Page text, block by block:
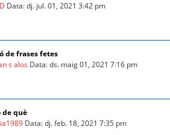
Data: dj. jul. 01, 2021 3:42 pm
de frases fetes
s alos Data: ds. maig 01, 2021 7:16 pm
de què
Data: dj. feb. 18, 2021 7:35 pm